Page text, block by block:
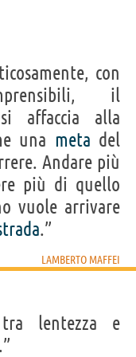
con
il
affaccia alla
una meta del
Andare più
più di quello
vuole arrivare
.”
LAMBERTO MAFFEI
lentezza e
.”